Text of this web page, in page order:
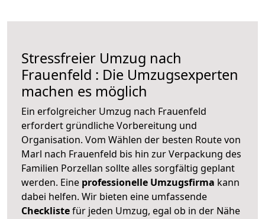
Stressfreier Umzug nach
Frauenfeld : Die Umzugsexperten
machen es möglich
Ein erfolgreicher Umzug nach Frauenfeld
erfordert gründliche Vorbereitung und
Organisation. Vom Wählen der besten Route von
Marl nach Frauenfeld bis hin zur Verpackung des
Familien Porzellan sollte alles sorgfältig geplant
werden. Eine professionelle Umzugsfirma kann
dabei helfen. Wir bieten eine umfassende
Checklistefür jeden Umzug, egal ob in der Nähe